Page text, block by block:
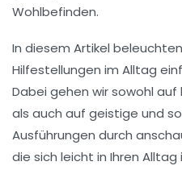
Wohlbefinden.
In diesem Artikel
Hilfestellungen im Alltag
Dabei gehen wir sowohl
als auch auf geistige und
Ausführungen durch
die sich leicht in Ihren